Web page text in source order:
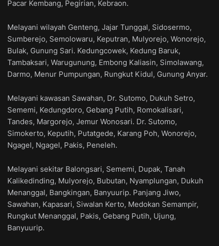
Pacar Kembang, Pegirian, Kebraon.
Melayani wilayah Genteng, Jajar Tunggal, Sidosermo,
Sumberejo, Semolowaru, Keputran, Mulyorejo, Wonorejo,
Bulak, Gunung Sari. Kedungcowek, Kedung Baruk,
Tambaksari, Warugunung, Embong Kaliasin, Simolawang,
Darmo, Menur Pumpungan, Rungkut Kidul, Gunung Anyar.
Melayani kawasan Sawahan, Dr. Sutomo, Dukuh Setro,
Sememi, Kedungdoro, Gebang Putih, Romokalisari,
Tandes, Margorejo, Jemur Wonosari. Dr. Sutomo,
Simokerto, Keputih, Putatgede, Karang Poh, Wonorejo,
Ngagel, Ngagel, Pakis, Peneleh.
Melayani sekitar Balongsari, Sememi, Dupak, Tanah
Kalikedinding, Mulyorejo, Bubutan, Nyamplungan, Dukuh
Menanggal, Bangkingan, Banyuurip. Panjang Jiwo,
Sawahan, Kapasari, Siwalan Kerto, Medokan Semampir,
Rungkut Menanggal, Pakis, Gebang Putih, Ujung,
Banyuurip.